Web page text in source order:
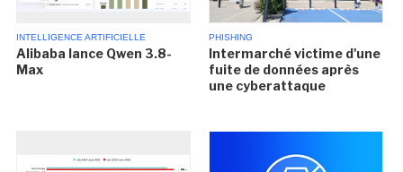
INTELLIGENCE ARTIFICIELLE
Alibaba lance Qwen 3.8-
Max
PHISHING
Intermarché victime d'une
fuite de données après
une cyberattaque